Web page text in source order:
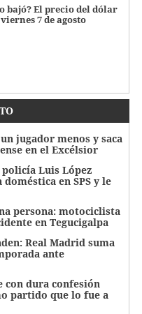
bajó? El precio del dólar
7 de agosto
jugador menos y saca
en el Excélsior
Luis López
en SPS y le
persona: motociclista
en Tegucigalpa
Real Madrid suma
ante
con dura confesión
partido que lo fue a